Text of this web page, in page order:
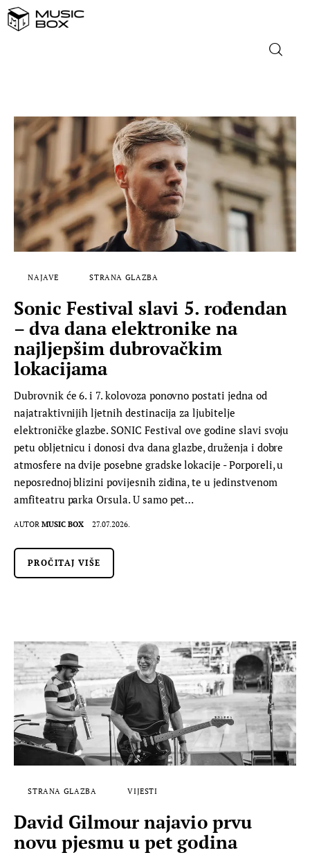
DOMAĆA GLAZBA
STRANA GLAZBA
FILM
MUSIC BOX
NAJAVE STRANA GLAZBA
Sonic Festival slavi 5. rođendan
– dva dana elektronike na
najljepšim dubrovačkim
lokacijama
Dubrovnik će 6. i 7. kolovoza ponovno postati jedna od
najatraktivnijih ljetnih destinacija za ljubitelje
elektroničke glazbe. SONIC Festival ove godine slavi svoju
petu obljetnicu i donosi dva dana glazbe, druženja i dobre
atmosfere na dvije posebne gradske lokacije - Porporeli, u
neposrednoj blizini povijesnih zidina, te u jedinstvenom
amfiteatru parka Orsula. U samo pet…
AUTOR MUSIC BOX 27.07.2026.
PROČITAJ VIŠE
STRANA GLAZBA VIJESTI
David Gilmour najavio prvu
novu pjesmu u pet godina